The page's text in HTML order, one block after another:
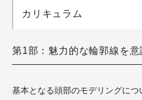
カリキュラム
第1部：魅力的な輪郭線を
基本となる頭部のモデリングにつ